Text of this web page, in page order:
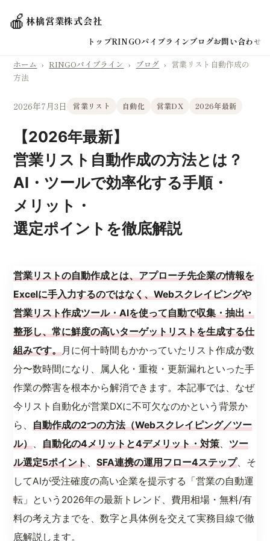
🍎林檎営業株式会社
トップRINGOパイプラインブログお問い合わせ
ホーム › RINGOパイプライン › ブログ › 営業リスト自動作成の
方法
2026年7月3日 営業リスト 自動化 営業DX 2026年最新
【2026年最新】
営業リスト自動作成の方法とは？
AI・ツールで効率化する手順・
メリット・
選定ポイントを徹底解説
営業リストの自動作成とは、アプローチ先企業の情報を
Excelに手入力するのではなく、Webスクレイピングや
営業リスト作成ツール・AIを使って自動で収集・抽出・
整形し、常に鮮度の高いターゲットリストを生成する仕
組みです。月に何十時間もかかっていたリスト作成が数
分〜数時間になり、属人化・重複・更新漏れといった手
作業の弊害を根本から解消できます。本記事では、なぜ
今リスト自動化が営業DXに不可欠なのかという背景か
ら、自動作成の2つの方法（Webスクレイピング／ツー
ル）、自動化の4メリットと4デメリット・対策、ツー
ル選定5ポイント、SFA連携の運用フロー4ステップ、そ
してAIが受注確度の高い企業を提示する「営業の自動運
転」という2026年の最新トレンド、費用相場・無料/有
料の考え方までを、数字と具体例を交えて実務目線で徹
底解説します。